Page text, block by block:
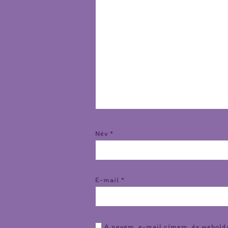
Név *
E-mail *